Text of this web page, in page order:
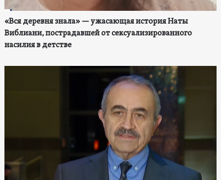
«Вся деревня знала» — ужасающая история Наты
Виблиани, пострадавшей от сексуализированного
насилия в детстве